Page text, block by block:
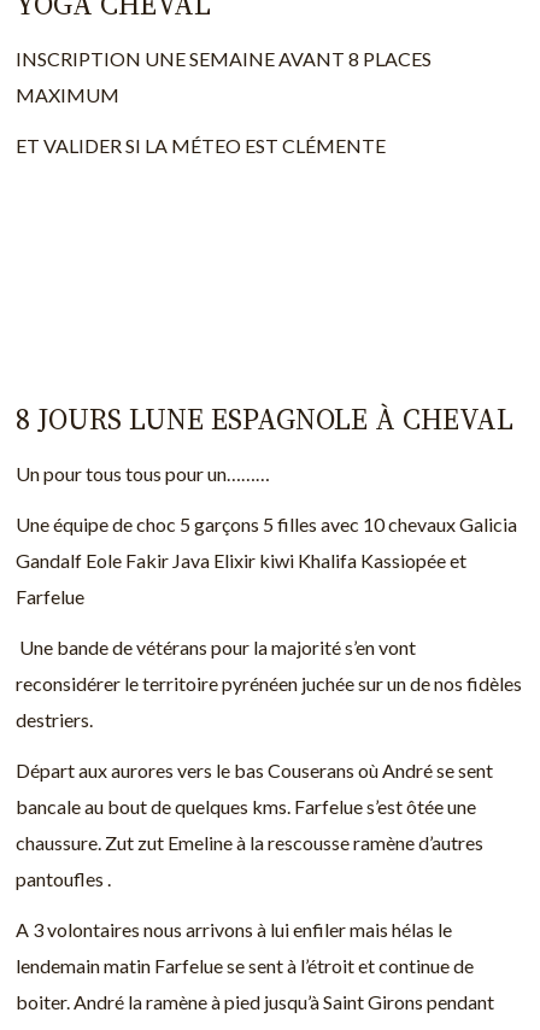
INSCRIPTION UNE SEMAINE AVANT 8 PLACES
MAXIMUM
ET VALIDER SI LA MÉTEO EST CLÉMENTE
8 JOURS LUNE ESPAGNOLE À CHEVAL
Un pour tous tous pour un………
Une équipe de choc 5 garçons 5 filles avec 10 chevaux Galicia
Gandalf Eole Fakir Java Elixir kiwi Khalifa Kassiopée et
Farfelue
Une bande de vétérans pour la majorité s’en vont
reconsidérer le territoire pyrénéen juchée sur un de nos fidèles
destriers.
Départ aux aurores vers le bas Couserans où André se sent
bancale au bout de quelques kms. Farfelue s’est ôtée une
chaussure. Zut zut Emeline à la rescousse ramène d’autres
pantoufles .
A 3 volontaires nous arrivons à lui enfiler mais hélas le
lendemain matin Farfelue se sent à l’étroit et continue de
boiter. André la ramène à pied jusqu’à Saint Girons pendant